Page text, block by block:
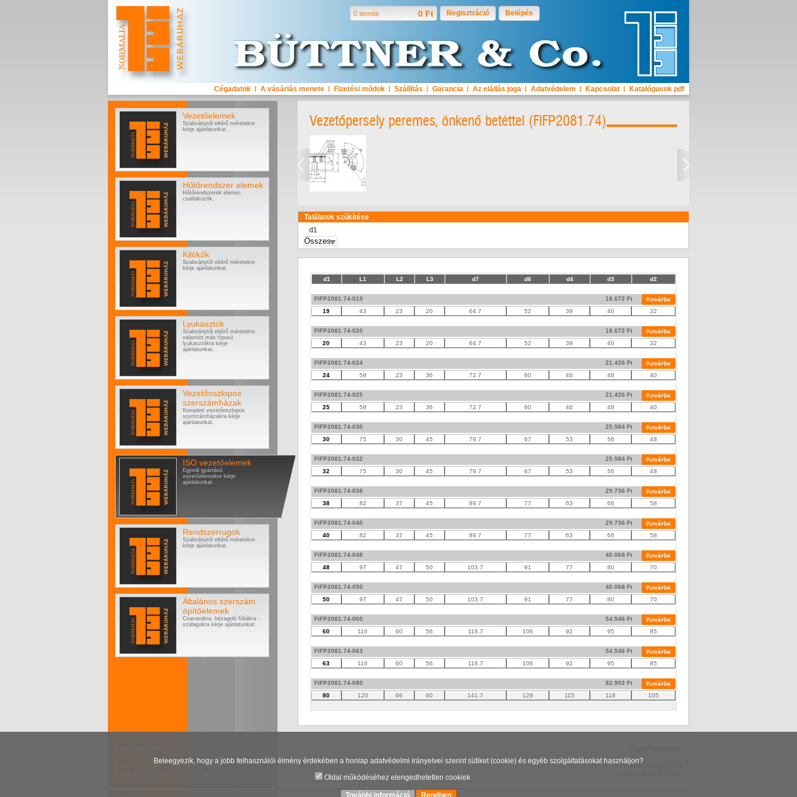
Beleegyezik, hogy a jobb felhasználói élmény érdekében a honlap adatvédelmi irányelvei szerint sütiket (cookie) és egyéb szolgáltatásokat használjon?
Oldal működéséhez elengedhetetlen cookiek
További információ Rendben
Regisztráció Belépés
0 Ft
0 termék
Cégadatok A vásárlás menete Fizetési módok Szállítás Garancia Az elállás joga Adatvédelem Kapcsolat Katalógusok pdf
Vezetőelemek
Szabványtól eltérő méretekre
kérje ajánlatunkat.
Hűtőrendszer elemek
Hűtőrendszerek elemei,
csatlakozók.
Kilökők
Szabványtól eltérő méretekre
kérje ajánlatunkat.
Lyukasztók
Szabványtól eltérő méretekre,
valamint más típusú
lyukasztókra kérje
ajánlatunkat.
Vezetőoszlopos
szerszámházak
Komplett vezetőoszlopos
szerszámházakra kérje
ajánlatunkat.
ISO vezetőelemek
Egyedi gyártású
vezetőelemekre kérje
ajánlatunkat.
Rendszerrugók
Szabványtól eltérő méretekre
kérje ajánlatunkat.
Általános szerszám
építőelemek
Csavarokra, hézagoló fóliákra -
szalagokra kérje ajánlatunkat.
Vezetőpersely peremes, önkenő betéttel (FIFP2081.74)
Találatok szűkítése
d1
d1 L1 L2 L3 d7 d6 d4 d3 d2
FIFP2081.74-019 Kosárba
18.672 Ft
19
43 23 20 64.7 52 39 40 32
FIFP2081.74-020 Kosárba
18.672 Ft
20
43 23 20 64.7 52 39 40 32
FIFP2081.74-024 Kosárba
21.426 Ft
24
59 23 36 72.7 60 46 48 40
FIFP2081.74-025 Kosárba
21.426 Ft
25
59 23 36 72.7 60 46 48 40
FIFP2081.74-030 Kosárba
25.584 Ft
30
75 30 45 79.7 67 53 56 48
FIFP2081.74-032 Kosárba
25.584 Ft
32
75 30 45 79.7 67 53 56 48
FIFP2081.74-038 Kosárba
29.736 Ft
38
82 37 45 89.7 77 63 66 58
FIFP2081.74-040 Kosárba
29.736 Ft
40
82 37 45 89.7 77 63 66 58
FIFP2081.74-048 Kosárba
40.068 Ft
48
97 47 50 103.7 91 77 80 70
FIFP2081.74-050 Kosárba
40.068 Ft
50
97 47 50 103.7 91 77 80 70
FIFP2081.74-060 Kosárba
54.546 Ft
60
116 60 56 118.7 106 92 95 85
FIFP2081.74-063 Kosárba
54.546 Ft
63
116 60 56 118.7 106 92 95 85
FIFP2081.74-080 Kosárba
82.902 Ft
80
120 66 60 141.7 129 115 118 105